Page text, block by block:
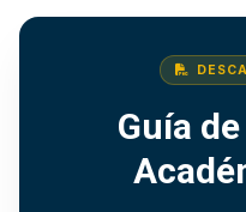
Guía